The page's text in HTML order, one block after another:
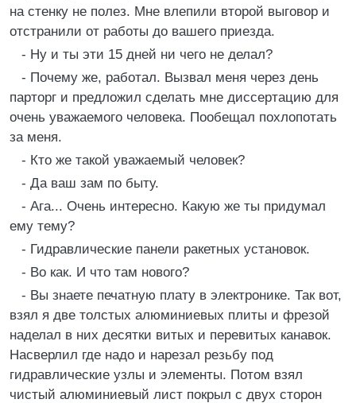
на стенку не полез. Мне влепили второй выговор и
отстранили от работы до вашего приезда.
- Ну и ты эти 15 дней ни чего не делал?
- Почему же, работал. Вызвал меня через день
парторг и предложил сделать мне диссертацию для
очень уважаемого человека. Пообещал похлопотать
за меня.
- Кто же такой уважаемый человек?
- Да ваш зам по быту.
- Ага... Очень интересно. Какую же ты придумал
ему тему?
- Гидравлические панели ракетных установок.
- Во как. И что там нового?
- Вы знаете печатную плату в электронике. Так вот,
взял я две толстых алюминиевых плиты и фрезой
наделал в них десятки витых и перевитых канавок.
Насверлил где надо и нарезал резьбу под
гидравлические узлы и элементы. Потом взял
чистый алюминиевый лист покрыл с двух сторон